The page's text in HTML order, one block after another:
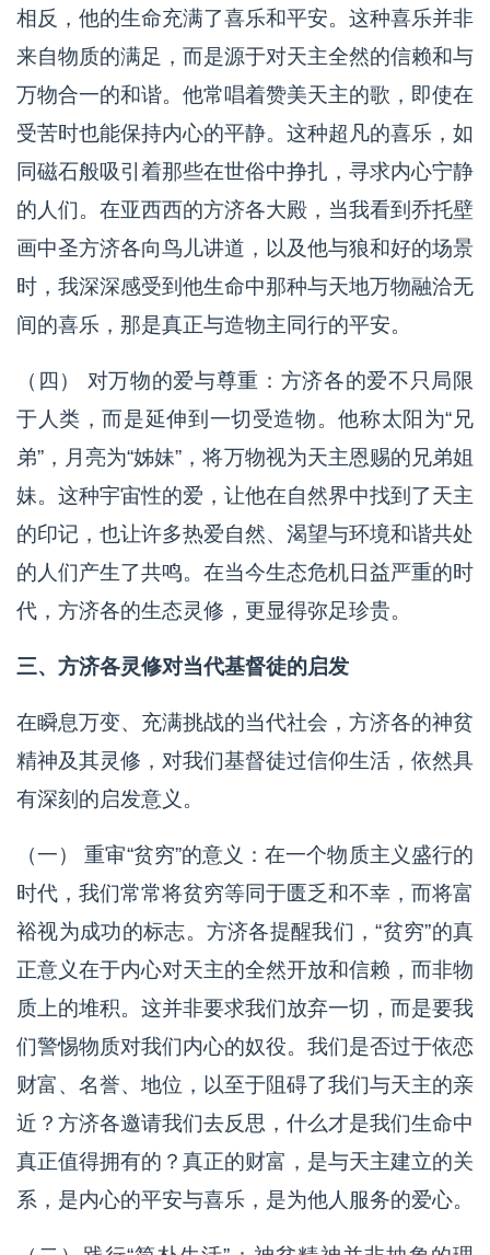
相反，他的生命充满了喜乐和平安。这种喜乐并非
来自物质的满足，而是源于对天主全然的信赖和与
万物合一的和谐。他常唱着赞美天主的歌，即使在
受苦时也能保持内心的平静。这种超凡的喜乐，如
同磁石般吸引着那些在世俗中挣扎，寻求内心宁静
的人们。在亚西西的方济各大殿，当我看到乔托壁
画中圣方济各向鸟儿讲道，以及他与狼和好的场景
时，我深深感受到他生命中那种与天地万物融洽无
间的喜乐，那是真正与造物主同行的平安。
（四） 对万物的爱与尊重：方济各的爱不只局限
于人类，而是延伸到一切受造物。他称太阳为“兄
弟”，月亮为“姊妹”，将万物视为天主恩赐的兄弟姐
妹。这种宇宙性的爱，让他在自然界中找到了天主
的印记，也让许多热爱自然、渴望与环境和谐共处
的人们产生了共鸣。在当今生态危机日益严重的时
代，方济各的生态灵修，更显得弥足珍贵。
三、方济各灵修对当代基督徒的启发
在瞬息万变、充满挑战的当代社会，方济各的神贫
精神及其灵修，对我们基督徒过信仰生活，依然具
有深刻的启发意义。
（一） 重审“贫穷”的意义：在一个物质主义盛行的
时代，我们常常将贫穷等同于匮乏和不幸，而将富
裕视为成功的标志。方济各提醒我们，“贫穷”的真
正意义在于内心对天主的全然开放和信赖，而非物
质上的堆积。这并非要求我们放弃一切，而是要我
们警惕物质对我们内心的奴役。我们是否过于依恋
财富、名誉、地位，以至于阻碍了我们与天主的亲
近？方济各邀请我们去反思，什么才是我们生命中
真正值得拥有的？真正的财富，是与天主建立的关
系，是内心的平安与喜乐，是为他人服务的爱心。